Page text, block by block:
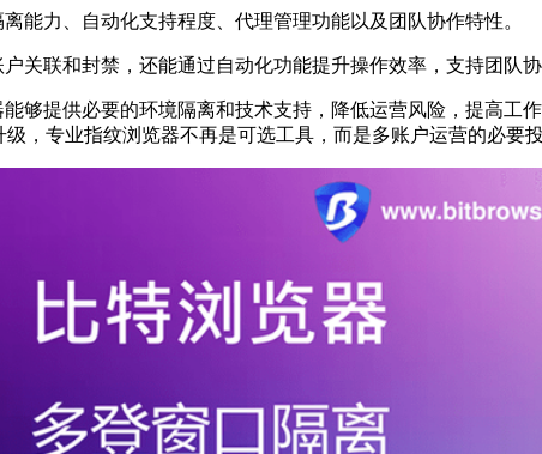
能力、自动化支持程度、代理管理功能以及团队协作特性。
联和封禁，还能通过自动化功能提升操作效率，支持团队协
提供必要的环境隔离和技术支持，降低运营风险，提高工
，专业指纹浏览器不再是可选工具，而是多账户运营的必要投